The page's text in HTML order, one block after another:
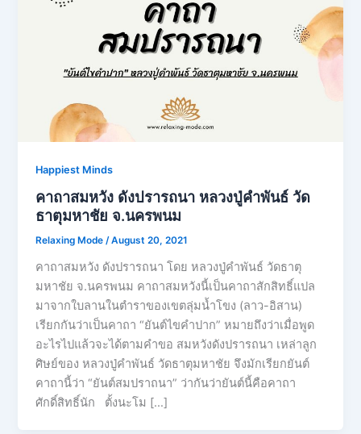
Happiest Minds
คาถาสมหวัง ดังปรารถนา หลวงปู่คําพันธ์ วัด
ธาตุมหาชัย จ.นครพนม
Relaxing Mode/August 20, 2021
คาถาสมหวัง ดังปรารถนา โดย หลวงปู่คําพันธ์ วัดธาตุ
มหาชัย จ.นครพนม คาถาสมหวังนี้เป็นคาถาสักสิทธิ์แปล
มาจากใบลานในตำราของเขตลุ่มน้ำโขง (ลาว-อิสาน)
เรียกกันว่าเป็นคาถา “ยันต์ไขคำปาก” หมายถึงว่าเมื่อพูด
อะไรไปแล้วจะได้ตามคำขอ สมหวังดังปรารถนา เหล่าลูก
ศิษย์ของ หลวงปู่คําพันธ์ วัดธาตุมหาชัย จึงมักเรียกยันต์
คาถานี้ว่า “ยันต์สมปราถนา” ว่ากันว่ายันต์นี้คือคาถา
ศักดิ์สิทธิ์นัก ตั้งนะโม […]